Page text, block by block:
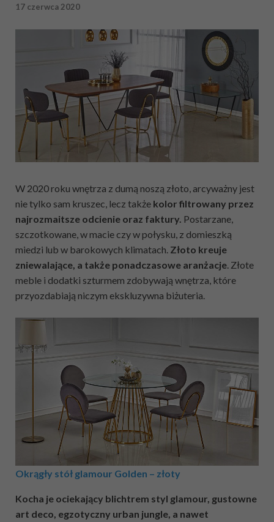
17 czerwca 2020
W 2020 roku wnętrza z dumą noszą złoto, arcyważny jest
nie tylko sam kruszec, lecz także kolor filtrowany przez
najrozmaitsze odcienie oraz faktury. Postarzane,
szczotkowane, w macie czy w połysku, z domieszką
miedzi lub w barokowych klimatach. Złoto kreuje
zniewalające, a także ponadczasowe aranżacje. Złote
meble i dodatki szturmem zdobywają wnętrza, które
przyozdabiają niczym ekskluzywna biżuteria.
Okrągły stół glamour Golden – złoty
Kocha je ociekający blichtrem styl glamour, gustowne
art deco, egzotyczny urban jungle, a nawet